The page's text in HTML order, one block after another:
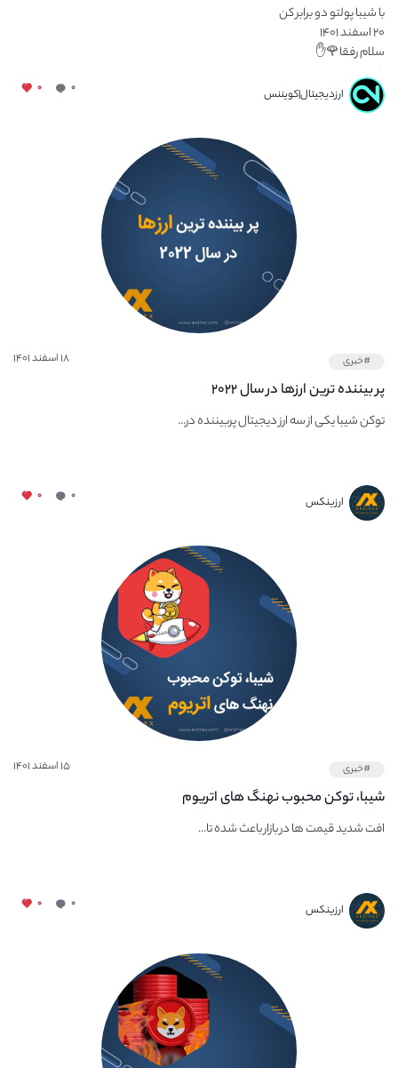
با شیبا پولتو دو برابر کن
۲۰ اسفند ۱۴۰۱
سلام رفقا🌹✋
راه...
ارزدیجیتال|کویننس ۰ ۰
#خبری ۱۸ اسفند ۱۴۰۱
پر بیننده ترین ارزها در سال ۲۰۲۲
توکن شیبا یکی از سه ارز دیجیتال پربیننده در...
ارزینکس ۰ ۰
#خبری ۱۵ اسفند ۱۴۰۱
شیبا، توکن محبوب نهنگ های اتریوم
افت شدید قیمت ها در بازار باعث شده تا...
ارزینکس ۰ ۰